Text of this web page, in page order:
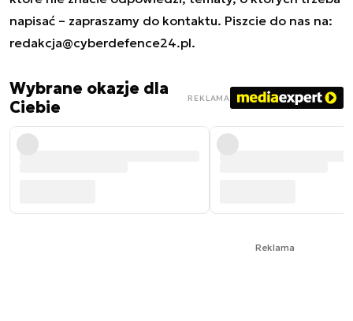
napisać – zapraszamy do kontaktu. Piszcie do nas na:
redakcja@cyberdefence24.pl.
Wybrane okazje dla
Ciebie
REKLAMA
Reklama